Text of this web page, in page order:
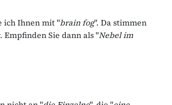
ich Ihnen mit "brain fog". Da stimmen
Sie dann als "Nebel im